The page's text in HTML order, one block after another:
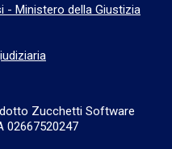
- Ministero della Giustizia
Zucchetti Software
02667520247